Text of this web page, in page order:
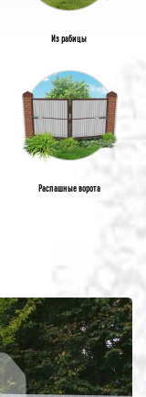
Из рабицы
Распашные ворота